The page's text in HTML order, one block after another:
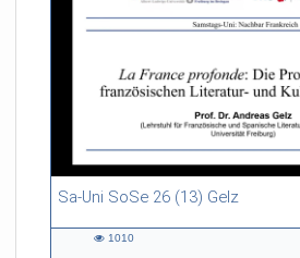
Sa-Uni SoSe 26 (13) Gelz
55:13 duration
1010